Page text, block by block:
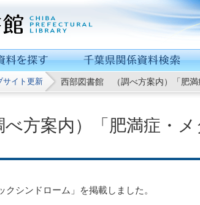
サイト更新 西部図書館 （調べ方案内）「肥満
方案内）「肥満症・メ
シンドローム」を掲載しました。